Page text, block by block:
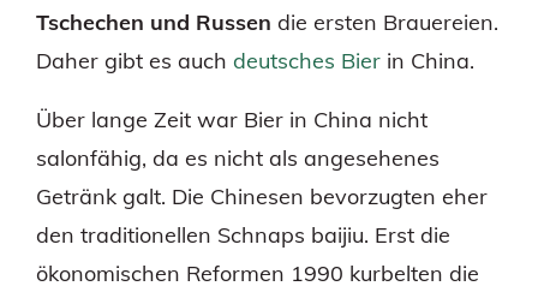
Tschechen und Russen die ersten Brauereien.
Daher gibt es auch deutsches Bier in China.
Über lange Zeit war Bier in China nicht
salonfähig, da es nicht als angesehenes
Getränk galt. Die Chinesen bevorzugten eher
den traditionellen Schnaps baijiu. Erst die
ökonomischen Reformen 1990 kurbelten die